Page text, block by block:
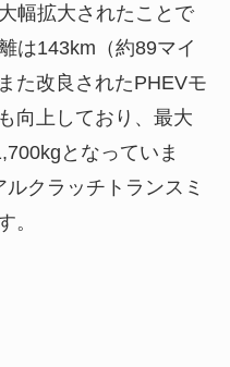
幅拡大されたことで
は143km（約89マイ
た改良されたPHEVモ
向上しており、最大
となっていま
クラッチトランスミ
。